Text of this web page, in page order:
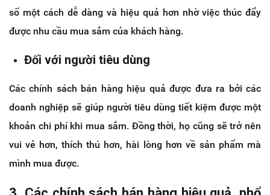
số một cách dễ dàng và hiệu quả hơn nhờ việc thúc đẩy
được nhu cầu mua sắm của khách hàng.
Đối với người tiêu dùng
Các chính sách bán hàng hiệu quả được đưa ra bởi các
doanh nghiệp sẽ giúp người tiêu dùng tiết kiệm được một
khoản chi phí khi mua sắm. Đồng thời, họ cũng sẽ trở nên
vui vẻ hơn, thích thú hơn, hài lòng hơn về sản phẩm mà
mình mua được.